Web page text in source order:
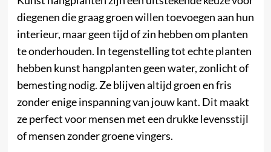
diegenen die graag groen willen toevoegen aan hun
interieur, maar geen tijd of zin hebben om planten
te onderhouden. In tegenstelling tot echte planten
hebben kunst hangplanten geen water, zonlicht of
bemesting nodig. Ze blijven altijd groen en fris
zonder enige inspanning van jouw kant. Dit maakt
ze perfect voor mensen met een drukke levensstijl
of mensen zonder groene vingers.